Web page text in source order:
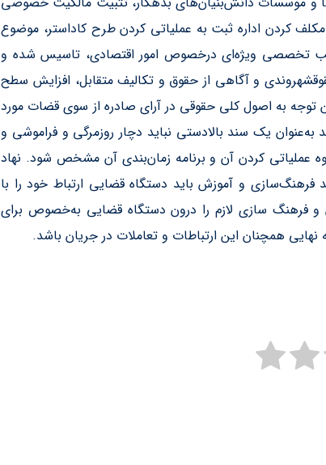
کردن اداره ثبت به عملیاتی کردن طرح کاداستر، موضوع
تخصصی ویژه‌ای درخصوص امور اقتصادی، تاسیس شده و
و آگاهی از حقوق و تکالیف متقابل، افزایش سطح
توجه به اصول کلی حقوقی در آرای صادره از سوی قضات مورد
یک سند بالادستی نباید دچار روزمرگی و فراموشی و
عملیاتی کردن آن و برنامه زمان‌بندی آن مشخص شود. نهاد
و آموزش باید دستگاه قضایی ارتباط خود را با
فرهنگ سازی لازم را درون دستگاه قضایی به‌خصوص برای
همچنان این ارتباطات و تعاملات در جریان باشد.